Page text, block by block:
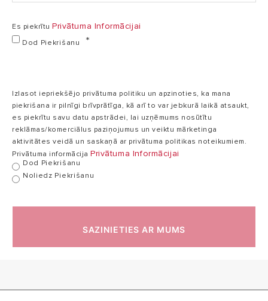
Es piekrītu Privātuma Informācijai
Dod Piekrišanu
Izlasot iepriekšējo privātuma politiku un apzinoties, ka mana
piekrišana ir pilnīgi brīvprātīga, kā arī to var jebkurā laikā atsaukt,
es piekrītu savu datu apstrādei, lai uzņēmums nosūtītu
reklāmas/komerciālus paziņojumus un veiktu mārketinga
aktivitātes veidā un saskaņā ar privātuma politikas noteikumiem.
Privātuma informācija Privātuma Informācijai
Dod Piekrišanu
Noliedz Piekrišanu
SAZINIETIES AR MUMS